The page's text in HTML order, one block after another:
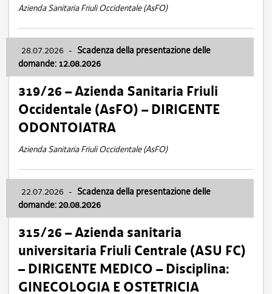
Azienda Sanitaria Friuli Occidentale (AsFO)
28.07.2026 - Scadenza della presentazione delle
domande: 12.08.2026
319/26 – Azienda Sanitaria Friuli
Occidentale (AsFO) – DIRIGENTE
ODONTOIATRA
Azienda Sanitaria Friuli Occidentale (AsFO)
22.07.2026 - Scadenza della presentazione delle
domande: 20.08.2026
315/26 – Azienda sanitaria
universitaria Friuli Centrale (ASU FC)
– DIRIGENTE MEDICO – Disciplina:
GINECOLOGIA E OSTETRICIA